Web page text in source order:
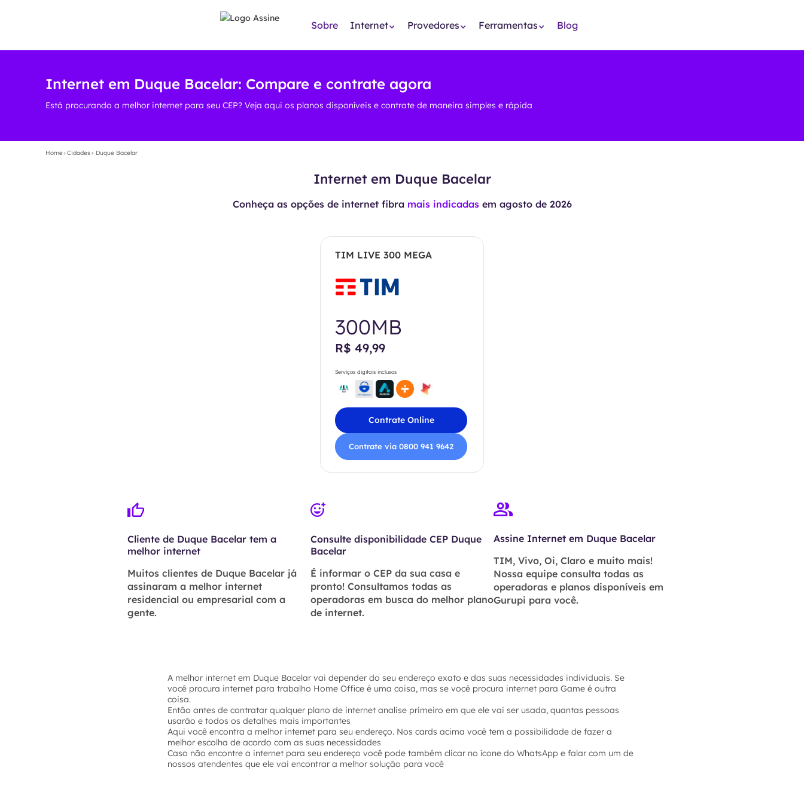
Sobre Internet Provedores Ferramentas Blog
Internet em Duque Bacelar: Compare e contrate agora
Está procurando a melhor internet para seu CEP? Veja aqui os planos disponíveis e contrate de maneira simples e rápida
Home›Cidades› Duque Bacelar
Internet em Duque Bacelar
Conheça as opções de internet fibra mais indicadasem agosto de 2026
TIM LIVE 300 MEGA
300MB
R$ 49,99
Serviços digitais inclusos
Contrate Online
Contrate via 0800 941 9642
Cliente de Duque Bacelar tem a
melhor internet
Muitos clientes de Duque Bacelar já
assinaram a melhor internet
residencial ou empresarial com a
gente.
Consulte disponibilidade CEP Duque
Bacelar
É informar o CEP da sua casa e
pronto! Consultamos todas as
operadoras em busca do melhor plano
de internet.
Assine Internet em Duque Bacelar
TIM, Vivo, Oi, Claro e muito mais!
Nossa equipe consulta todas as
operadoras e planos disponíveis em
Gurupi para você.
A melhor internet em Duque Bacelar vai depender do seu endereço exato e das suas necessidades individuais. Se
você procura internet para trabalho Home Office é uma coisa, mas se você procura internet para Game é outra
coisa.
Então antes de contratar qualquer plano de internet analise primeiro em que ele vai ser usada, quantas pessoas
usarão e todos os detalhes mais importantes
Aqui você encontra a melhor internet para seu endereço. Nos cards acima você tem a possibilidade de fazer a
melhor escolha de acordo com as suas necessidades
Caso não encontre a internet para seu endereço você pode também clicar no ícone do WhatsApp e falar com um de
nossos atendentes que ele vai encontrar a melhor solução para você